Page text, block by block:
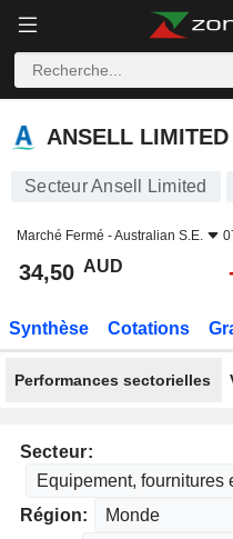
ANSELL LIMITED
ANSELL LIMITED
Secteur Ansell Limited
Marché Fermé -Australian S.E.
34,50 AUD
Synthèse Cotations
Performances sectorielles
Secteur:
Région: